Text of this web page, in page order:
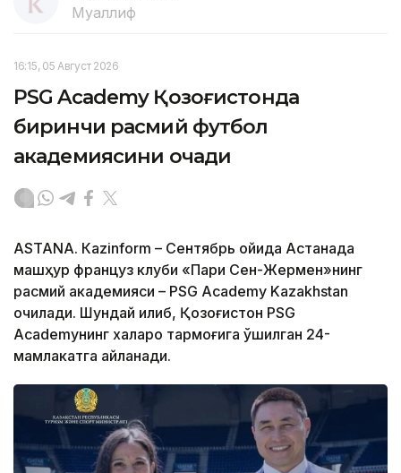
Муаллиф
16:15, 05 Август 2026
PSG Academy Қозоғистонда
биринчи расмий футбол
академиясини очади
ASTANА. Кazinform – Сентябрь ойида Астанада
машҳур француз клуби «Пари Сен-Жермен»нинг
расмий академияси – PSG Academy Kazakhstan
очилади. Шундай қилиб, Қозоғистон PSG
Academyнинг халқаро тармоғига қўшилган 24-
мамлакатга айланади.